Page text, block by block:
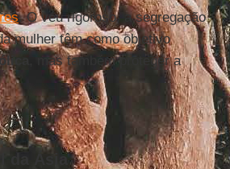
. O véu rigoroso, a segregação
mulher têm como objetivo
, mas também proteger a
da Ásia